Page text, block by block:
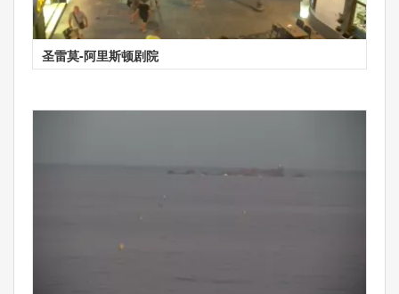
圣雷莫-阿里斯顿剧院